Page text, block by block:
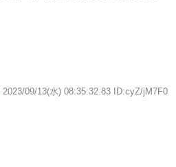
2023/09/13(水) 08:35:32.83 ID:cyZ/jM7F0